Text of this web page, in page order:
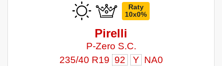
Raty
10x0%
Pirelli
P-Zero S.C.
235/40 R19 92 Y NA0